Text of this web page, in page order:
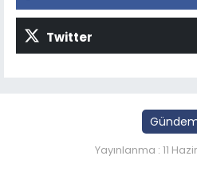
Twitter
Yayınlanma : 11